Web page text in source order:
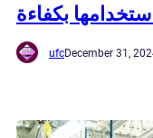
بكفاءة
ufcDecember 31,